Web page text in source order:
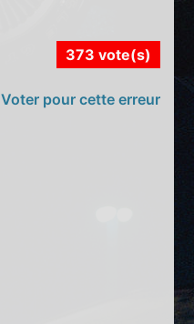
373 vote(s)
Voter pour cette erreur